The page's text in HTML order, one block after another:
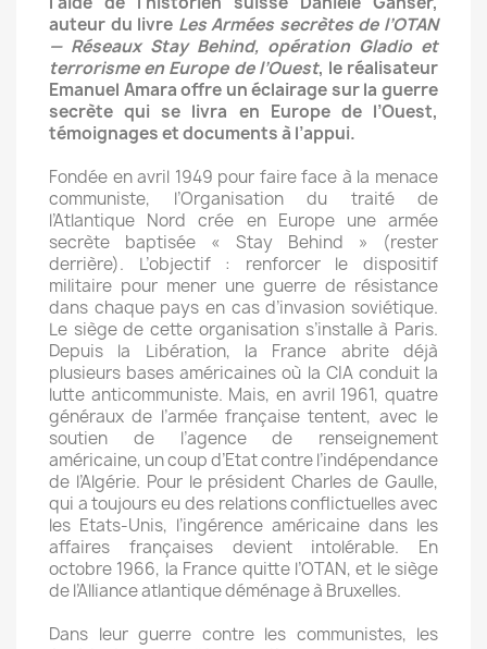
auteur du livre Les Armées secrètes de l’OTAN
— Réseaux Stay Behind, opération Gladio et
terrorisme en Europe de l’Ouest, le réalisateur
Emanuel Amara offre un éclairage sur la guerre
secrète qui se livra en Europe de l’Ouest,
témoignages et documents à l’appui.
Fondée en avril 1949 pour faire face à la menace
communiste, l’Organisation du traité de
l’Atlantique Nord crée en Europe une armée
secrète baptisée « Stay Behind » (rester
derrière). L’objectif : renforcer le dispositif
militaire pour mener une guerre de résistance
dans chaque pays en cas d’invasion soviétique.
Le siège de cette organisation s’installe à Paris.
Depuis la Libération, la France abrite déjà
plusieurs bases américaines où la CIA conduit la
lutte anticommuniste. Mais, en avril 1961, quatre
généraux de l’armée française tentent, avec le
soutien de l’agence de renseignement
américaine, un coup d’Etat contre l’indépendance
de l’Algérie. Pour le président Charles de Gaulle,
qui a toujours eu des relations conflictuelles avec
les Etats-Unis, l’ingérence américaine dans les
affaires françaises devient intolérable. En
octobre 1966, la France quitte l’OTAN, et le siège
de l’Alliance atlantique déménage à Bruxelles.
Dans leur guerre contre les communistes, les